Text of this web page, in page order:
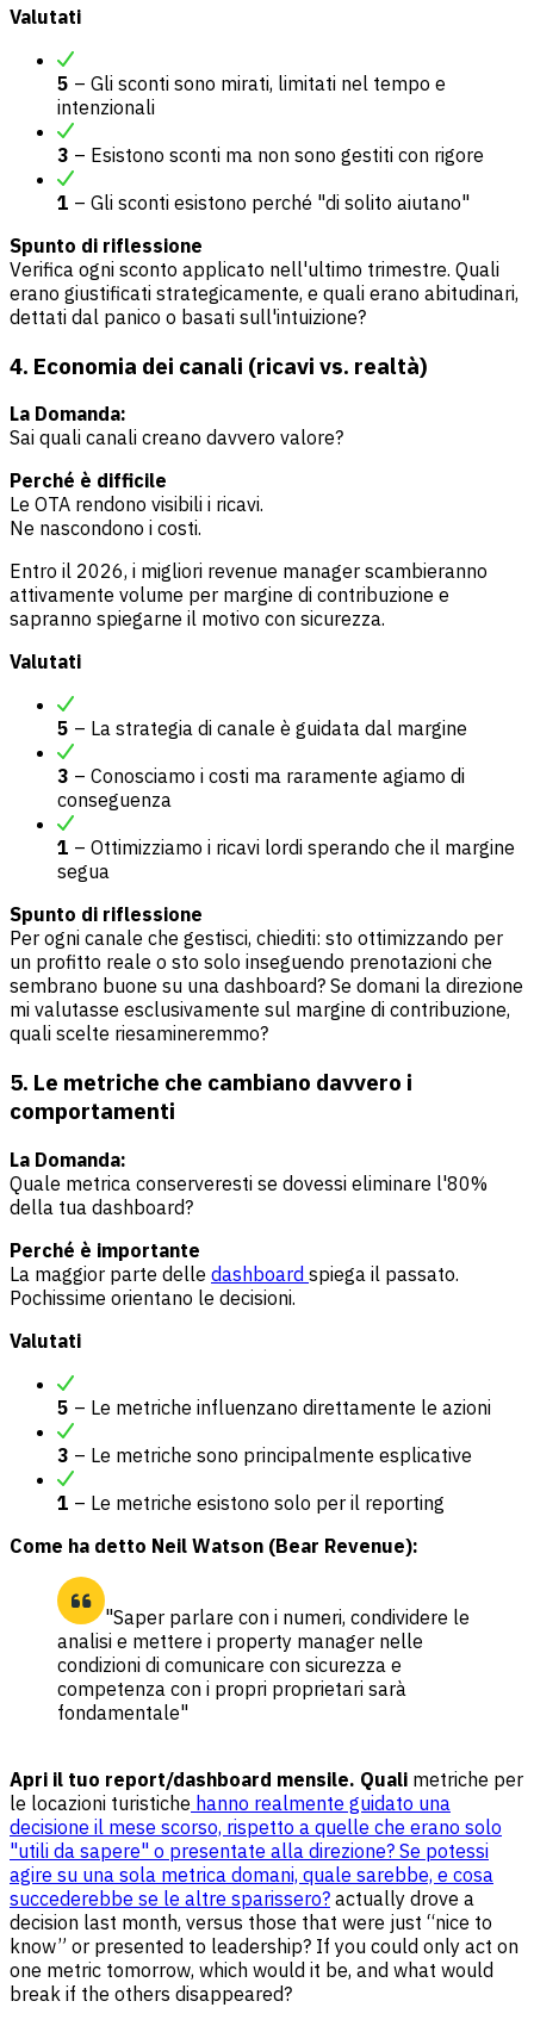
Valutati
5 – Gli sconti sono mirati, limitati nel tempo e
intenzionali
3 – Esistono sconti ma non sono gestiti con rigore
1 – Gli sconti esistono perché "di solito aiutano"
Spunto di riflessione
Verifica ogni sconto applicato nell'ultimo trimestre. Quali
erano giustificati strategicamente, e quali erano abitudinari,
dettati dal panico o basati sull'intuizione?
4. Economia dei canali (ricavi vs. realtà)
La Domanda:
Sai quali canali creano davvero valore?
Perché è difficile
Le OTA rendono visibili i ricavi.
Ne nascondono i costi.
Entro il 2026, i migliori revenue manager scambieranno
attivamente volume per margine di contribuzione e
sapranno spiegarne il motivo con sicurezza.
Valutati
5 – La strategia di canale è guidata dal margine
3 – Conosciamo i costi ma raramente agiamo di
conseguenza
1 – Ottimizziamo i ricavi lordi sperando che il margine
segua
Spunto di riflessione
Per ogni canale che gestisci, chiediti: sto ottimizzando per
un profitto reale o sto solo inseguendo prenotazioni che
sembrano buone su una dashboard? Se domani la direzione
mi valutasse esclusivamente sul margine di contribuzione,
quali scelte riesamineremmo?
5. Le metriche che cambiano davvero i
comportamenti
La Domanda:
Quale metrica conserveresti se dovessi eliminare l'80%
della tua dashboard?
Perché è importante
La maggior parte delle dashboard spiega il passato.
Pochissime orientano le decisioni.
Valutati
5 – Le metriche influenzano direttamente le azioni
3 – Le metriche sono principalmente esplicative
1 – Le metriche esistono solo per il reporting
Come ha detto Neil Watson (Bear Revenue):
"Saper parlare con i numeri, condividere le
analisi e mettere i property manager nelle
condizioni di comunicare con sicurezza e
competenza con i propri proprietari sarà
fondamentale"
Apri il tuo report/dashboard mensile. Quali metriche per
le locazioni turistiche hanno realmente guidato una
decisione il mese scorso, rispetto a quelle che erano solo
"utili da sapere" o presentate alla direzione? Se potessi
agire su una sola metrica domani, quale sarebbe, e cosa
succederebbe se le altre sparissero? actually drove a
decision last month, versus those that were just “nice to
know” or presented to leadership? If you could only act on
one metric tomorrow, which would it be, and what would
break if the others disappeared?